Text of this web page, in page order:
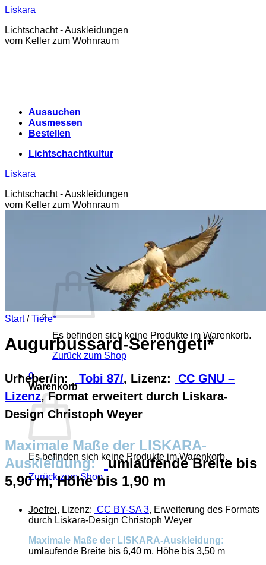
Zum
springen
Liskara
Lichtschacht - Auskleidungen
vom Keller zum Wohnraum
Aussuchen
Ausmessen
Bestellen
Lichtschachtkultur
Liskara
Lichtschacht - Auskleidungen
vom Keller zum Wohnraum
0,00 €
Es befinden sich keine Produkte im Warenkorb.
Zurück zum Shop
0
Warenkorb
Es befinden sich keine Produkte im Warenkorb.
Zurück zum Shop
Start / Tiere*
Augurbussard-Serengeti*
Urheber/in: Tobi 87/, Lizenz:
CC GNU –
Lizenz, Format erweitert durch Liskara-
Design Christoph Weyer
Maximale Maße der LISKARA-
Auskleidung: umlaufende Breite bis
5,90 m, Höhe bis 1,90 m
Joefrei, Lizenz: CC BY-SA 3, Erweiterung des Formats
durch Liskara-Design Christoph Weyer
Maximale Maße der LISKARA-Auskleidung:
umlaufende Breite bis 6,40 m, Höhe bis 3,50 m